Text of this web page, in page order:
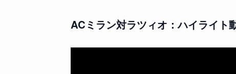
ACミラン対ラツィオ：ハイライト